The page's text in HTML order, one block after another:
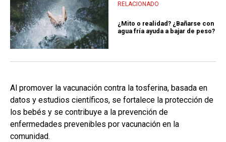
RELACIONADO
¿Mito o realidad? ¿Bañarse con
agua fría ayuda a bajar de peso?
Al promover la vacunación contra la tosferina, basada en
datos y estudios científicos, se fortalece la protección de
los bebés y se contribuye a la prevención de
enfermedades prevenibles por vacunación en la
comunidad.